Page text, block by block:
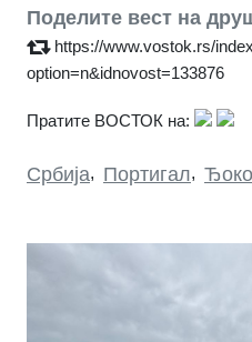
Поделите вест на
https://www.vostok.rs/
option=n&idnovost=133876
Пратите ВОСТОК на:
Србија, Портигал,